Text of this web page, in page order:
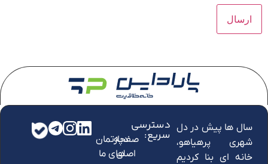
سال ها پیش در دل
شهری پرهیاهو،
خانه ای بنا کردیم
دسترسی
سریع: صفحه
اصلی
دپارتمان
های ما